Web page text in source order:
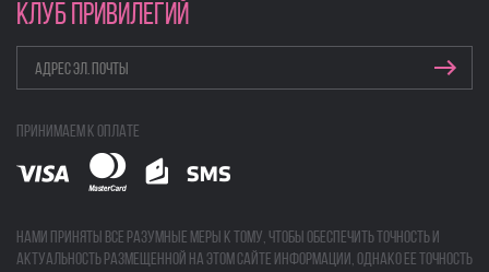
КЛУБ ПРИВИЛЕГИЙ
Принимаем к оплате
Нами приняты все разумные меры к тому, чтобы обеспечить точность и
актуальность размещенной на этом сайте информации, однако ее точность